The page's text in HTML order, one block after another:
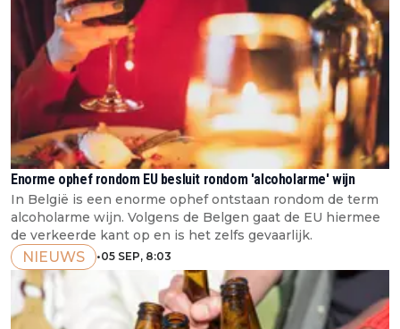
Enorme ophef rondom EU besluit rondom 'alcoholarme' wijn
In België is een enorme ophef ontstaan rondom de term
alcoholarme wijn. Volgens de Belgen gaat de EU hiermee
de verkeerde kant op en is het zelfs gevaarlijk.
NIEUWS •05 SEP, 8:03